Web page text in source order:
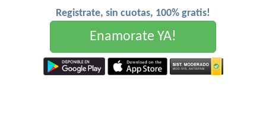
Registrate, sin cuotas, 100% gratis!
Enamorate YA!